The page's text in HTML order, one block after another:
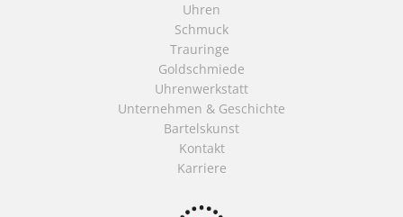
Uhren
Schmuck
Trauringe
Goldschmiede
Uhrenwerkstatt
Unternehmen & Geschichte
Bartelskunst
Kontakt
Karriere